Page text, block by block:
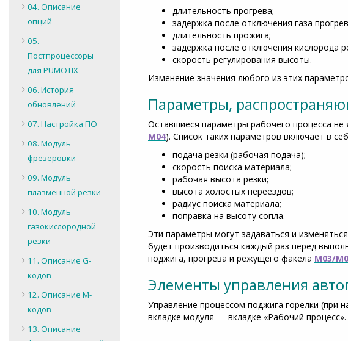
длительность прогрева;
задержка после отключения газа
длительность прожига;
задержка после отключения кислорода
скорость регулирования высоты.
Изменение значения любого из этих
Параметры,
Оставшиеся параметры рабочего процесса
М04). Список таких параметров включает в
подача резки (рабочая подача);
скорость поиска материала;
рабочая высота резки;
высота холостых переездов;
радиус поиска материала;
поправка на высоту сопла.
Эти параметры могут задаваться и
будет производиться каждый раз перед
поджига, прогрева и режущего факела M03/
Элементы управления
Управление процессом поджига горелки (при
вкладке модуля — вкладке «Рабочий процесс».
04. Описание
опций
05.
Постпроцессоры
для PUMOTIX
06. История
обновлений
07. Настройка ПО
08. Модуль
фрезеровки
09. Модуль
плазменной резки
10. Модуль
газокислородной
резки
11. Описание G-
кодов
12. Описание M-
кодов
13. Описание